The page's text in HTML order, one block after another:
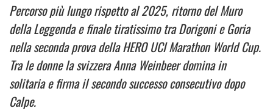
Percorso più lungo rispetto al 2025, ritorno del Muro
della Leggenda e finale tiratissimo tra Dorigoni e Goria
nella seconda prova della HERO UCI Marathon World Cup.
Tra le donne la svizzera Anna Weinbeer domina in
solitaria e firma il secondo successo consecutivo dopo
Calpe.